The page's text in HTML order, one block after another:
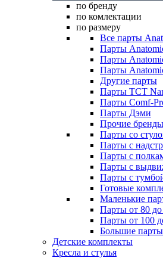
по бренду
по комлектации
по размеру
Все парты
Парты
Парты
Парты
Другие парты
Парты TCT
Парты Comf-
Парты Дэми
Прочие бренды
Парты со
Парты с
Парты с
Парты с
Парты с
Готовые
Маленькие
Парты от 80
Парты от 100
Большие
Детские комплекты
Кресла и стулья